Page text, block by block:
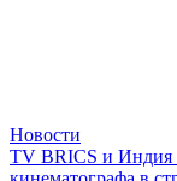
Новости
TV BRICS и Индия